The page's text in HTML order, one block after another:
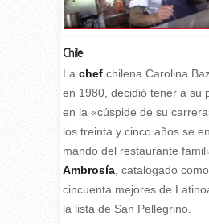
Chile
La chefchilena Carolina
en 1980, decidió tener a su
en la «cúspide de su
los treinta y cinco años se
mando del restaurante
Ambrosía, catalogado
cincuenta mejores de
la lista de San Pellegrino.